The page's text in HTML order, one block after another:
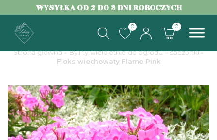
WYSYŁKA OD 2 DO 3 DNI ROBOCZYCH
0 0
Strona główna-Byliny wieloletnie do ogrodu – sadzonki-
Floks wiechowaty Flame Pink